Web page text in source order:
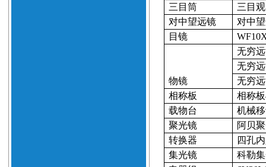
三目筒
三目
对中望远镜
对中
目镜
物镜
无穷
无穷
无穷
相称板
相称板
载物台
机械
聚光镜
阿贝
转换器
四孔
集光镜
科勒